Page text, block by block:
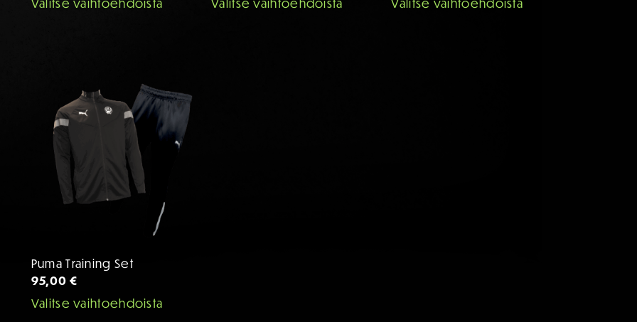
Voit
tehdä
valinnat
tuotteen
Puma Training Set
95,00 €
Valitse vaihtoehdoista